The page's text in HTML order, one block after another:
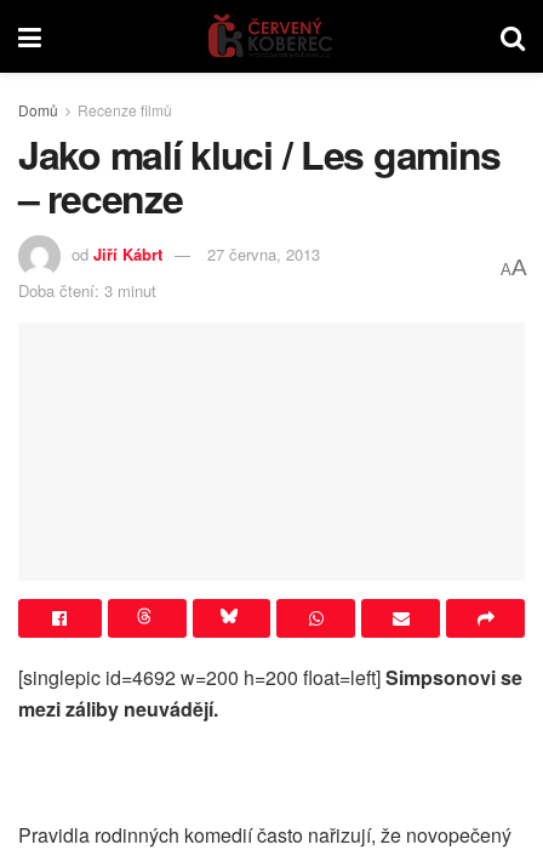
Domů Recenze filmů
Jako malí kluci / Les gamins
– recenze
od Jiří Kábrt
27 června, 2013
Doba čtení: 3 minut
AA
[singlepic id=4692 w=200 h=200 float=left]Simpsonovi se
mezi záliby neuvádějí.
Pravidla rodinných komedií často nařizují, že novopečený